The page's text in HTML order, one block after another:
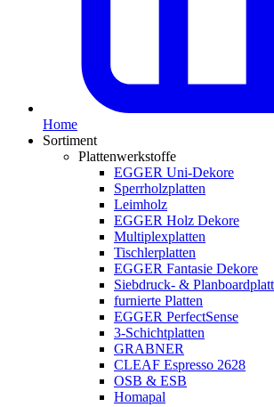
Home
Sortiment
Plattenwerkstoffe
EGGER Uni-Dekore
Sperrholzplatten
Leimholz
EGGER Holz Dekore
Multiplexplatten
Tischlerplatten
EGGER Fantasie Dekore
Siebdruck- &
furnierte Platten
EGGER PerfectSense
3-Schichtplatten
GRABNER
CLEAF Espresso 2628
OSB & ESB
Homapal